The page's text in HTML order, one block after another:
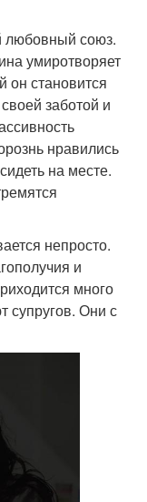
любовный союз.
умиротворяет
он становится
заботой и
нравились
на месте.
непросто.
и
много
супругов. Они с